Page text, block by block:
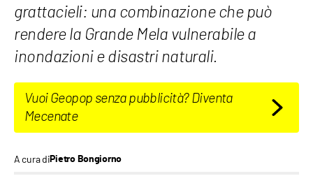
grattacieli: una combinazione che può
rendere la Grande Mela vulnerabile a
inondazioni e disastri naturali.
Vuoi Geopop senza pubblicità? Diventa
Mecenate
A cura diPietro Bongiorno